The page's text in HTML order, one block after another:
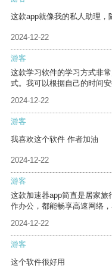
这款app就像我的私人助理，
2024-12-22
游客
这款学习软件的学习方式非
式。我可以根据自己的时间安
2024-12-22
游客
我喜欢这个软件 作者加油
2024-12-22
游客
这款加速器app简直是居家
作办公，都能畅享高速网络
2024-12-22
游客
这个软件很好用